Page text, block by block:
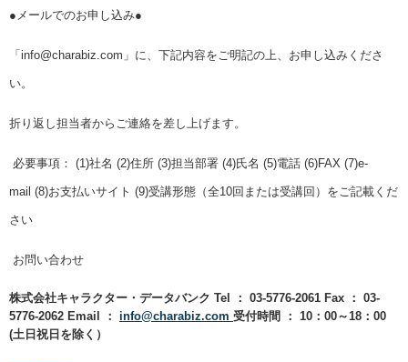
●メールでのお申し込み●
「 info@charabiz.com」に、下記内容をご明記の上、お申し込みくださ
い。
折り返し担当者からご連絡を差し上げます。
必要事項： (1)社名 (2)住所 (3)担当部署 (4)氏名 (5)電話 (6)FAX (7)e-
mail (8)お支払いサイト (9)受講形態（全10回または受講回）をご記載くだ
さい
お問い合わせ
株式会社キャラクター・データバンク Tel ： 03-5776-2061 Fax ： 03-
5776-2062 Email ： info@charabiz.com 受付時間 ： 10：00～18：00
(土日祝日を除く）